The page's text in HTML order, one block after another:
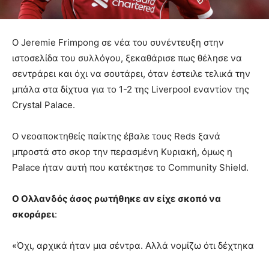
Ο Jeremie Frimpong σε νέα του συνέντευξη στην
ιστοσελίδα του συλλόγου, ξεκαθάρισε πως θέλησε να
σεντράρει και όχι να σουτάρει, όταν έστειλε τελικά την
μπάλα στα δίχτυα για το 1-2 της Liverpool εναντίον της
Crystal Palace.
Ο νεοαποκτηθείς παίκτης έβαλε τους Reds ξανά
μπροστά στο σκορ την περασμένη Κυριακή, όμως η
Palace ήταν αυτή που κατέκτησε το Community Shield.
Ο Ολλανδός άσος ρωτήθηκε αν είχε σκοπό να
σκοράρει:
«Όχι, αρχικά ήταν μια σέντρα. Αλλά νομίζω ότι δέχτηκα